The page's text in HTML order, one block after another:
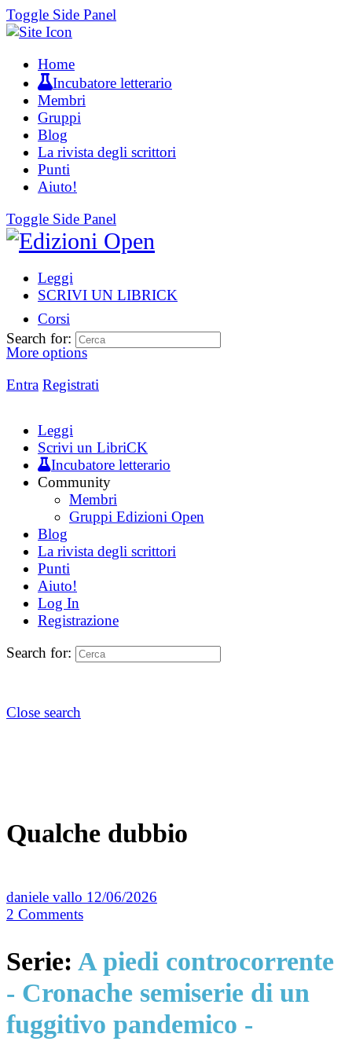
Toggle Side Panel
Home
Incubatore letterario
Membri
Gruppi
Blog
La rivista degli scrittori
Punti
Aiuto!
Toggle Side Panel
Leggi
SCRIVI UN LIBRICK
Corsi
More options
Entra Registrati
Search for:
Leggi
Scrivi un LibriCK
Incubatore letterario
Community
Membri
Gruppi Edizioni Open
Blog
La rivista degli scrittori
Punti
Aiuto!
Log In
Registrazione
Search for:
Close search
Qualche dubbio
daniele vallo 12/06/2026
2 Comments
Serie: A piedi controcorrente
- Cronache semiserie di un
fuggitivo pandemico -